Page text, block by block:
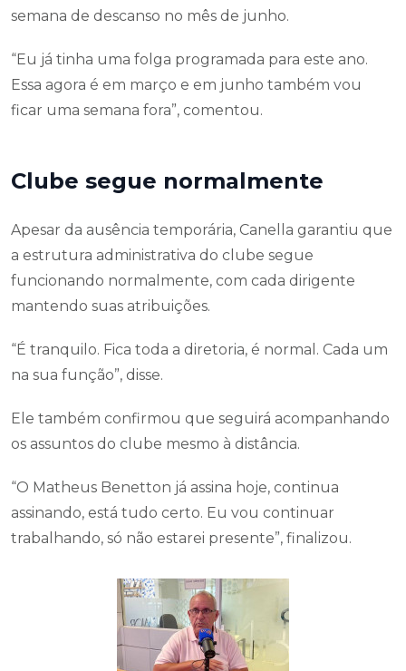
semana de descanso no mês de junho.
“Eu já tinha uma folga programada para este ano.
Essa agora é em março e em junho também vou
ficar uma semana fora”, comentou.
Clube segue normalmente
Apesar da ausência temporária, Canella garantiu que
a estrutura administrativa do clube segue
funcionando normalmente, com cada dirigente
mantendo suas atribuições.
“É tranquilo. Fica toda a diretoria, é normal. Cada um
na sua função”, disse.
Ele também confirmou que seguirá acompanhando
os assuntos do clube mesmo à distância.
“O Matheus Benetton já assina hoje, continua
assinando, está tudo certo. Eu vou continuar
trabalhando, só não estarei presente”, finalizou.